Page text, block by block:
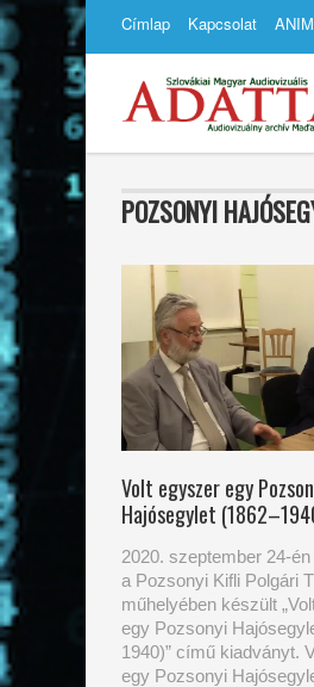
Címlap Kapcsolat
POZSONYI
Volt egyszer egy
Hajósegylet
2020. szeptember 24-
a Pozsonyi Kifli Polgári
műhelyében készült
egy Pozsonyi
1940)” című kiadványt.
egy Pozsonyi